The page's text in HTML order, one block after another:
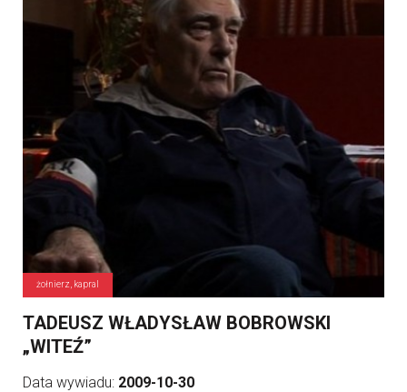
żołnierz, kapral
TADEUSZ WŁADYSŁAW BOBROWSKI
„WITEŹ”
Data wywiadu: 2009-10-30